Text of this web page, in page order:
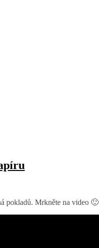
pokladů. Mrkněte na video 🙂